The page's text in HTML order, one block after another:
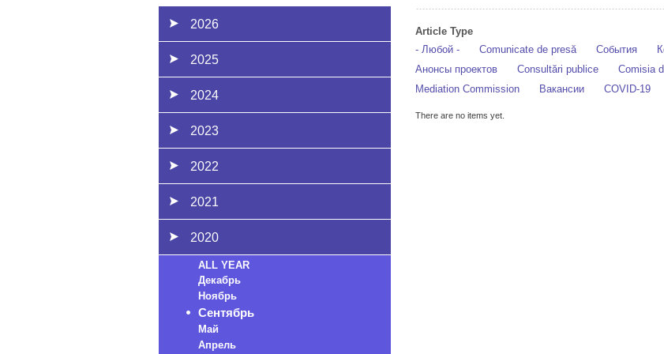
2026
2025
2024
2023
2022
2021
2020
ALL YEAR
Декабрь
Ноябрь
Сентябрь
Май
Апрель
Article Type
- Любой -
Comunicate de presă События
Анонсы проектов
Consultări publice Comisia
Mediation Commission
Вакансии COVID-19
There are no items yet.